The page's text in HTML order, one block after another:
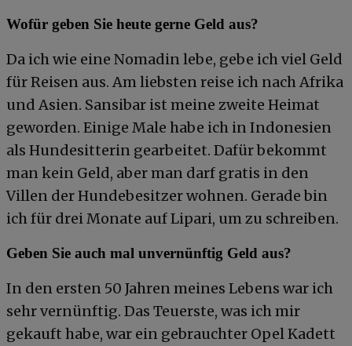
Wofür geben Sie heute gerne Geld aus?
Da ich wie eine Nomadin lebe, gebe ich viel Geld
für Reisen aus. Am liebsten reise ich nach Afrika
und Asien. Sansibar ist meine zweite Heimat
geworden. Einige Male habe ich in Indonesien
als Hundesitterin gearbeitet. Dafür bekommt
man kein Geld, aber man darf gratis in den
Villen der Hundebesitzer wohnen. Gerade bin
ich für drei Monate auf Lipari, um zu schreiben.
Geben Sie auch mal unvernünftig Geld aus?
In den ersten 50 Jahren meines Lebens war ich
sehr vernünftig. Das Teuerste, was ich mir
gekauft habe, war ein gebrauchter Opel Kadett